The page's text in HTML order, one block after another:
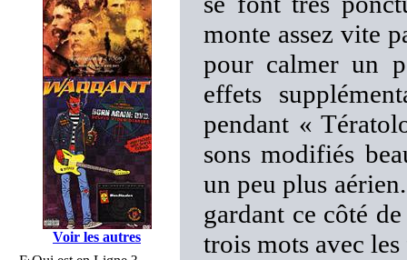
Voir les autres
monte assez vite
pour calmer un
effets
pendant «
sons modifiés
un peu plus
gardant ce côté
trois mots avec